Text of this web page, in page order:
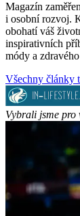
Magazín
i osobní rozvoj.
obohatí váš
inspirativních
módy a
Všechny články
Vybrali jsme pro